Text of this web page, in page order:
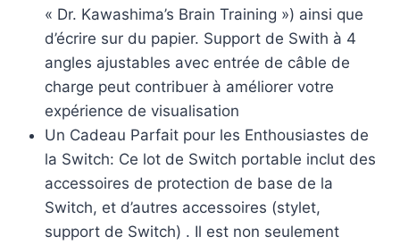
« Dr. Kawashima’s Brain Training ») ainsi que
d’écrire sur du papier. Support de Swith à 4
angles ajustables avec entrée de câble de
charge peut contribuer à améliorer votre
expérience de visualisation
Un Cadeau Parfait pour les Enthousiastes de
la Switch: Ce lot de Switch portable inclut des
accessoires de protection de base de la
Switch, et d’autres accessoires (stylet,
support de Switch) . Il est non seulement